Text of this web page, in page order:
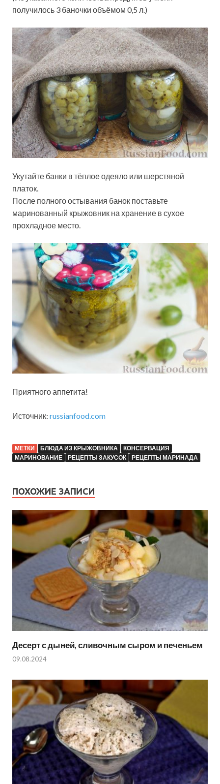
получилось 3 баночки объёмом 0,5 л.)
Укутайте банки в тёплое одеяло или шерстяной
платок.
После полного остывания банок поставьте
маринованный крыжовник на хранение в сухое
прохладное место.
Приятного аппетита!
Источник: russianfood.com
МЕТКИ БЛЮДА ИЗ КРЫЖОВНИКА
КОНСЕРВАЦИЯ
МАРИНОВАНИЕ
РЕЦЕПТЫ ЗАКУСОК РЕЦЕПТЫ МАРИНАДА
ПОХОЖИЕ ЗАПИСИ
Десерт с дыней, сливочным сыром и печеньем
09.08.2024